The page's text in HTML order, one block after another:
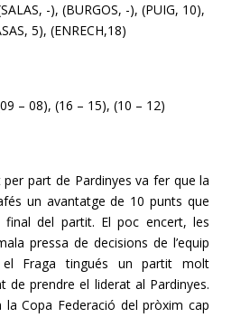
-), (BURGOS, -), (PUIG, 10),
5), (ENRECH,18)
– 08), (16 – 15), (10 – 12)
part de Pardinyes va fer que la
un avantatge de 10 punts que
final del partit. El poc encert, les
pressa de decisions de l’equip
Fraga tingués un partit molt
de prendre el liderat al Pardinyes.
Copa Federació del pròxim cap